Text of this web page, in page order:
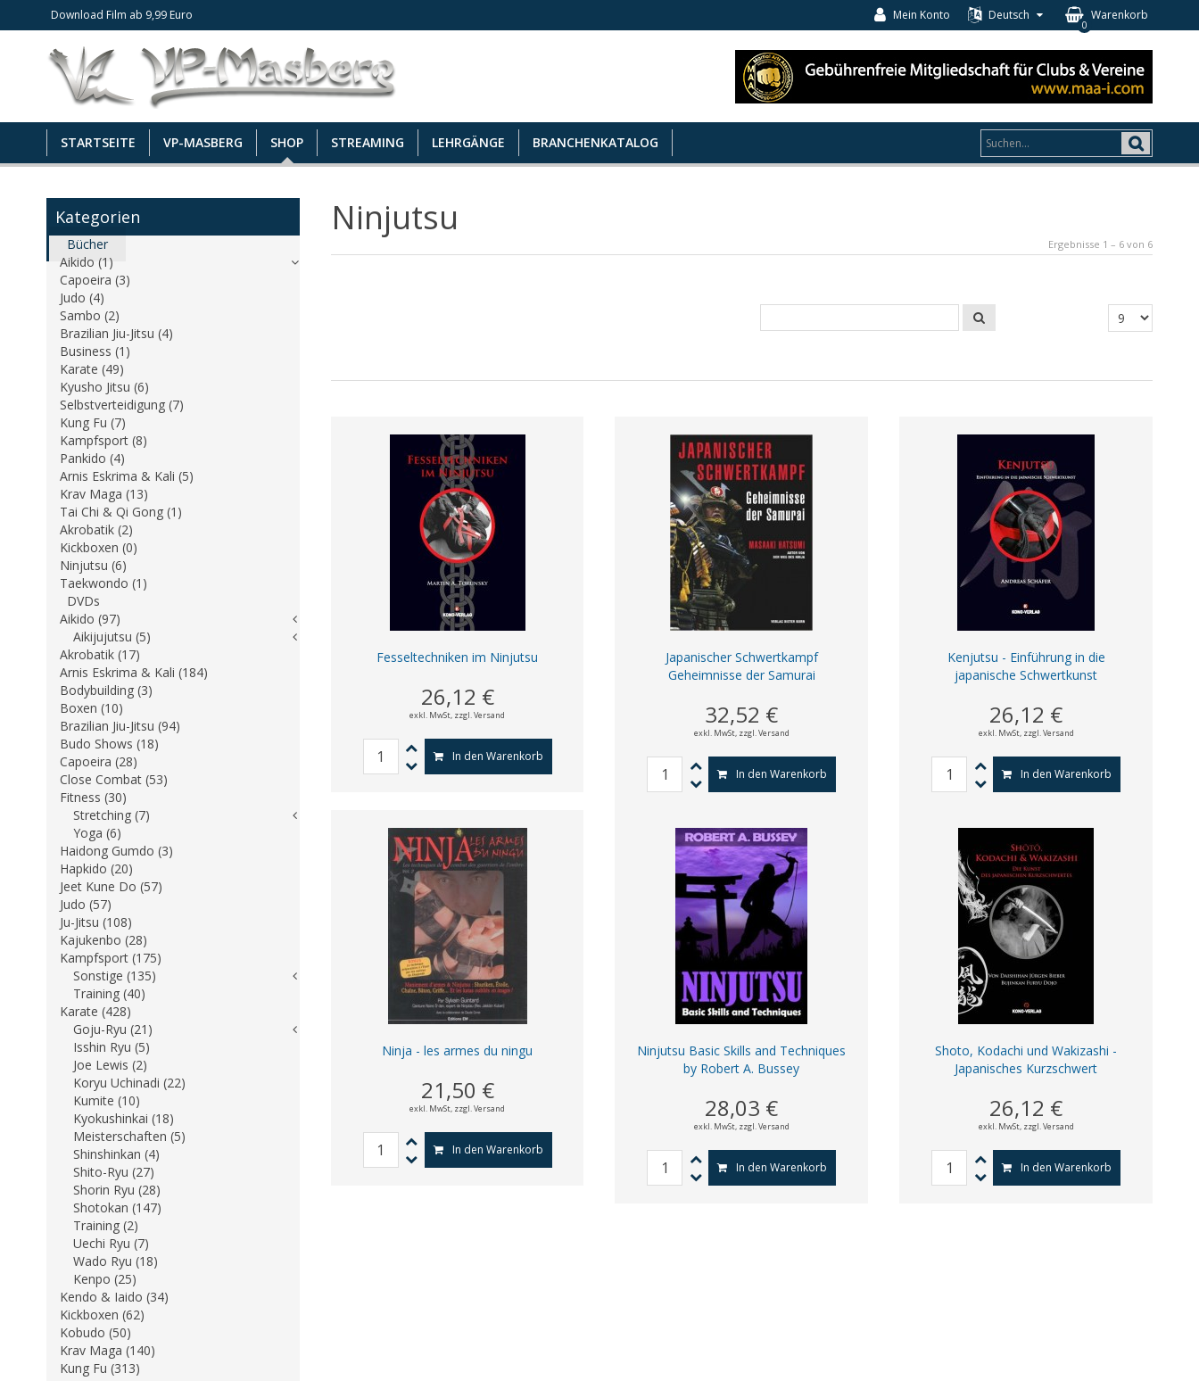
Download Film ab 9,99 Euro Warenkorb
0
Deutsch
Mein Konto
STARTSEITE VP-MASBERG SHOP STREAMING LEHRGÄNGE BRANCHENKATALOG
Ninjutsu
Ergebnisse 1 – 6 von 6
Fesseltechniken im Ninjutsu
26,12 €
exkl. MwSt, zzgl. Versand
In den Warenkorb
Japanischer Schwertkampf
Geheimnisse der Samurai
32,52 €
exkl. MwSt, zzgl. Versand
In den Warenkorb
Kenjutsu - Einführung in die
japanische Schwertkunst
26,12 €
exkl. MwSt, zzgl. Versand
In den Warenkorb
Ninja - les armes du ningu
21,50 €
exkl. MwSt, zzgl. Versand
In den Warenkorb
Ninjutsu Basic Skills and Techniques
by Robert A. Bussey
28,03 €
exkl. MwSt, zzgl. Versand
In den Warenkorb
Shoto, Kodachi und Wakizashi -
Japanisches Kurzschwert
26,12 €
exkl. MwSt, zzgl. Versand
In den Warenkorb
Kategorien
Bücher
Aikido (1)
Capoeira (3)
Judo (4)
Sambo (2)
Brazilian Jiu-Jitsu (4)
Business (1)
Karate (49)
Kyusho Jitsu (6)
Selbstverteidigung (7)
Kung Fu (7)
Kampfsport (8)
Pankido (4)
Arnis Eskrima & Kali (5)
Krav Maga (13)
Tai Chi & Qi Gong (1)
Akrobatik (2)
Kickboxen (0)
Ninjutsu (6)
Taekwondo (1)
DVDs
Aikido (97)
Aikijujutsu (5)
Akrobatik (17)
Arnis Eskrima & Kali (184)
Bodybuilding (3)
Boxen (10)
Brazilian Jiu-Jitsu (94)
Budo Shows (18)
Capoeira (28)
Close Combat (53)
Fitness (30)
Stretching (7)
Yoga (6)
Haidong Gumdo (3)
Hapkido (20)
Jeet Kune Do (57)
Judo (57)
Ju-Jitsu (108)
Kajukenbo (28)
Kampfsport (175)
Sonstige (135)
Training (40)
Karate (428)
Goju-Ryu (21)
Isshin Ryu (5)
Joe Lewis (2)
Koryu Uchinadi (22)
Kumite (10)
Kyokushinkai (18)
Meisterschaften (5)
Shinshinkan (4)
Shito-Ryu (27)
Shorin Ryu (28)
Shotokan (147)
Training (2)
Uechi Ryu (7)
Wado Ryu (18)
Kenpo (25)
Kendo & Iaido (34)
Kickboxen (62)
Kobudo (50)
Krav Maga (140)
Kung Fu (313)